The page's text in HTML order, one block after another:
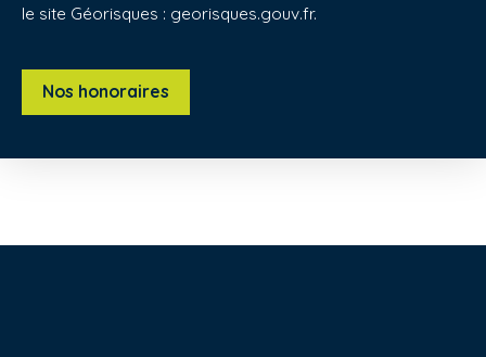
le site Géorisques : georisques.gouv.fr.
Nos honoraires